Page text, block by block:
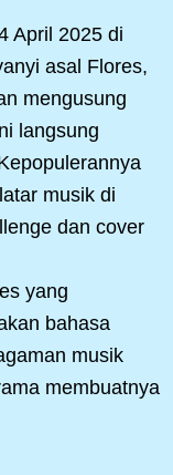
April 2025 di
asal Flores,
mengusung
langsung
musik di
dan cover
yang
bahasa
musik
membuatnya